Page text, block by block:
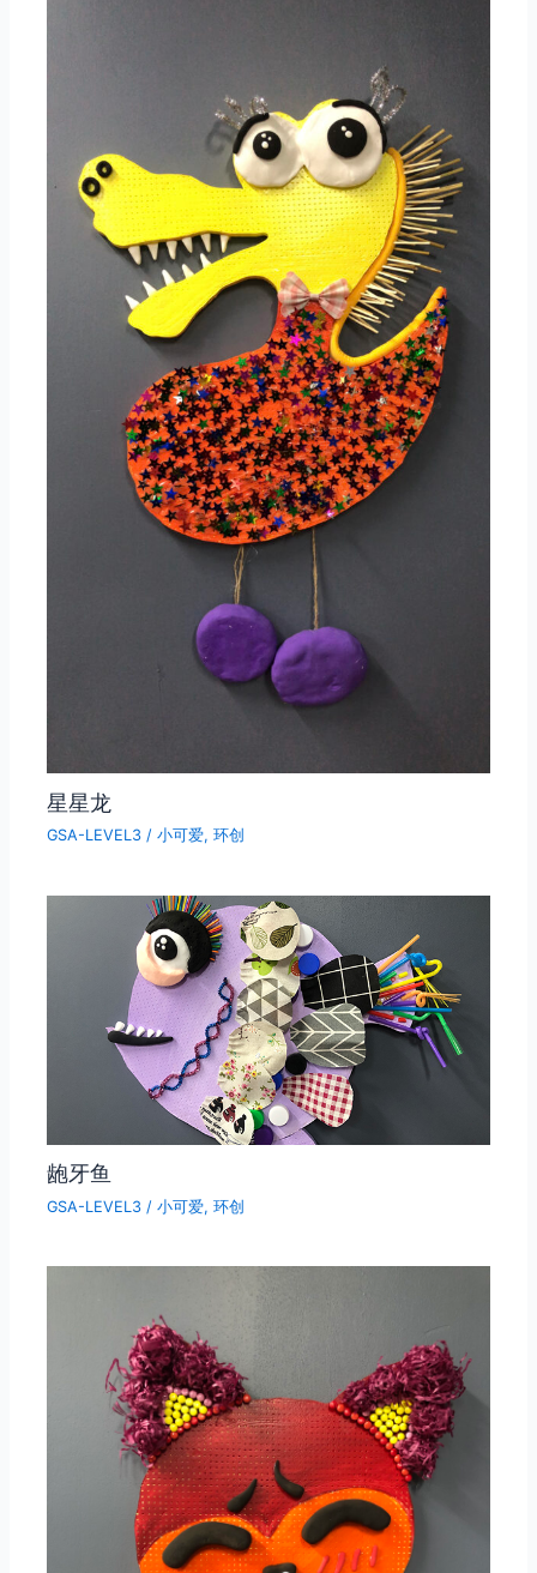
星星龙
GSA-LEVEL3 /小可爱,环创
龅牙鱼
GSA-LEVEL3 /小可爱,环创